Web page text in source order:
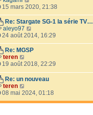
g
e
r
m
e
s
a
n
i
e
m
e
a
g
e
o
i
r
l
e
e
n
r
m
e
s
15 mars 2020, 21:38
Re: Stargate SG-1 la série TV…
aleyo97
o
i
r
e
e
r
n
e
24 août 2014, 16:29
Re: MGSP
teren
o
r
e
e
19 août 2018, 22:29
Re: un nouveau
teren
o
i
08 mai 2024, 01:18